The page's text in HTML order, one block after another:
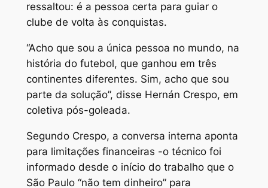
ressaltou: é a pessoa certa para guiar o
clube de volta às conquistas.
“Acho que sou a única pessoa no mundo, na
história do futebol, que ganhou em três
continentes diferentes. Sim, acho que sou
parte da solução”, disse Hernán Crespo, em
coletiva pós-goleada.
Segundo Crespo, a conversa interna aponta
para limitações financeiras -o técnico foi
informado desde o início do trabalho que o
São Paulo “não tem dinheiro” para